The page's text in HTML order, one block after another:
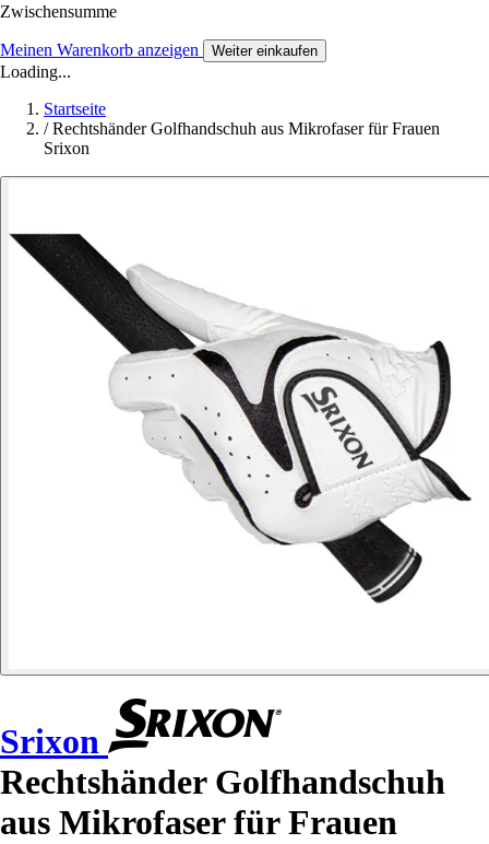
Zwischensumme
Meinen Warenkorb anzeigen Weiter einkaufen
Loading...
Startseite
/ Rechtshänder Golfhandschuh aus Mikrofaser für Frauen
Srixon
Srixon
Rechtshänder Golfhandschuh
aus Mikrofaser für Frauen